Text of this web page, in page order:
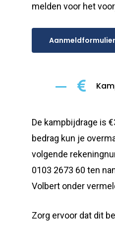
melden voor het
Aanmeldformulier
De kampbijdrage is
bedrag kun je
volgende
0103 2673 60 ten
Volbert onder
Zorg ervoor dat dit